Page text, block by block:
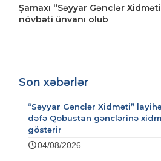
Şamaxı “Səyyar Gənclər
növbəti ünvanı olub
Son xəbərlər
“Səyyar Gənclər Xidməti”
dəfə Qobustan gənclərinə
göstərir
04/08/2026